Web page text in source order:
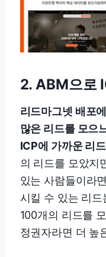
2. ABM으로
리드마그넷 배포
많은 리드를 모으
ICP에 가까운 리
의 리드를 모았지
있는 사람들이라
시킬 수 있는 리드
100개의 리드를
정권자라면 더 높